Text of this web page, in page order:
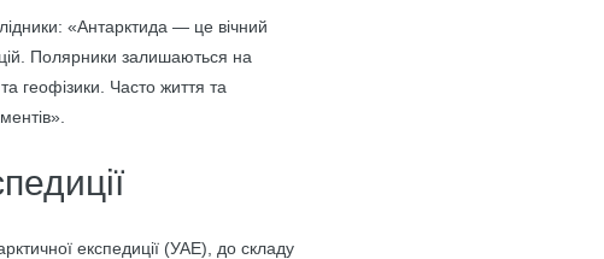
«Антарктида — це вічний
Полярники залишаються на
геофізики. Часто життя та
експедиції (УАЕ), до складу